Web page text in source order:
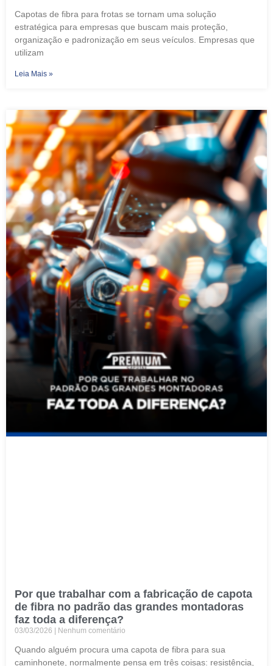
Capotas de fibra para frotas se tornam uma solução
estratégica para empresas que buscam mais proteção,
organização e padronização em seus veículos. Empresas que
utilizam
Leia Mais »
Por que trabalhar com a fabricação de capota
de fibra no padrão das grandes montadoras
faz toda a diferença?
03/03/2026 Nenhum comentário
Quando alguém procura uma capota de fibra para sua
caminhonete, normalmente pensa em três coisas: resistência,